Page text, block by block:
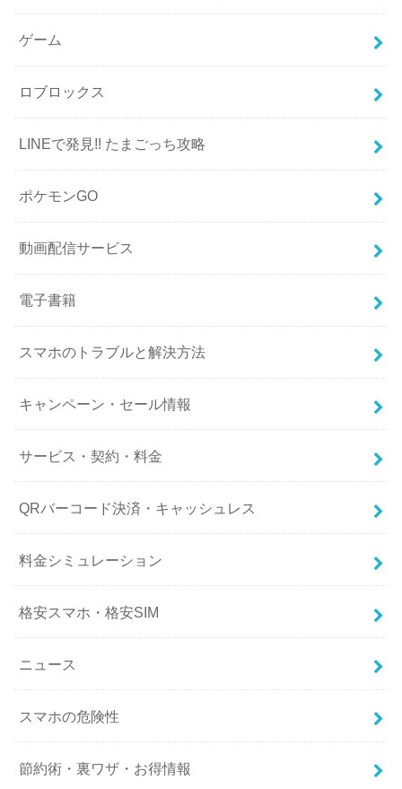
ゲーム
ロブロックス
LINEで発見!! たまごっち攻略
ポケモンGO
動画配信サービス
電子書籍
スマホのトラブルと解決方法
キャンペーン・セール情報
サービス・契約・料金
QRバーコード決済・キャッシュレス
料金シミュレーション
格安スマホ・格安SIM
ニュース
スマホの危険性
節約術・裏ワザ・お得情報